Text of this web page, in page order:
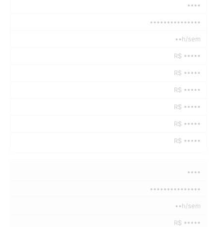
••••
•••••••••••••••
••h/sem
R$ •••••
R$ •••••
R$ •••••
R$ •••••
R$ •••••
R$ •••••
••••
•••••••••••••••
••h/sem
R$ •••••